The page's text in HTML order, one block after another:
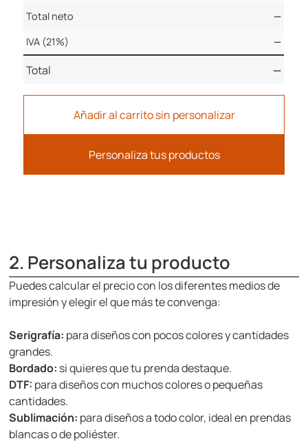
Total neto
—
IVA (21%)
—
Total —
Añadir al carrito sin personalizar
Personaliza tus productos
2. Personaliza tu producto
Puedes calcular el precio con los diferentes medios de
impresión y elegir el que más te convenga:
Serigrafía: para diseños con pocos colores y cantidades
grandes.
Bordado: si quieres que tu prenda destaque.
DTF: para diseños con muchos colores o pequeñas
cantidades.
Sublimación: para diseños a todo color, ideal en prendas
blancas o de poliéster.